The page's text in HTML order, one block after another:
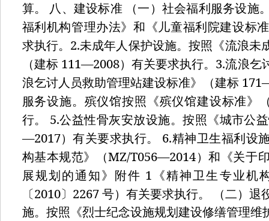
算。
八、建设标准
（一）社会福利服务设施
福利机构管理办法》和《儿童福利院建设标
求执行。 2.未成年人保护设施。按照《流浪未
（建标111—2008）有关要求执行。 3.流浪乞
浪乞讨人员救助管理站建设标准》（建标
服务设施。殡仪馆按照《殡仪馆建设标准》
行。
5.公益性骨灰安放设施。按照《城市公
—2017）有关要求执行。 6.精神卫生福利设
构基本规范》（MZ/T056—2014）和《关于
展规划的通知》附件 1 《精神卫生专业机
〔2010〕 2267 号）有关要求执行。
（二）退
施。按照《烈士纪念设施规划建设修缮管理维